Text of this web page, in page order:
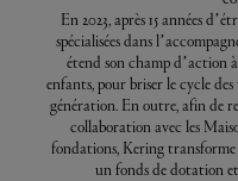
En 2023, après 15 années
spécialisées dans
étend son champ d’action
enfants, pour briser le cycle
génération. En outre, afin de
collaboration avec les
fondations, Kering
un fonds de dotation